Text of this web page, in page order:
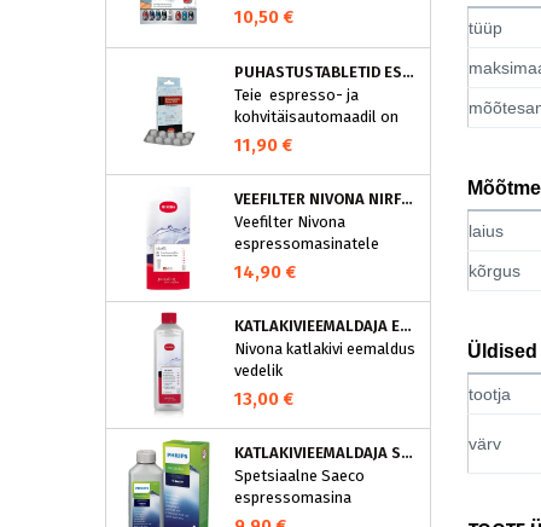
TW6886..
10,50 €
PUHASTUSTABLETID ESPRESSOMASINALE, NIVONA 390701200
Teie espresso- ja
kohvitäisautomaadil on
integreeritud
puhastusprogramm.
NIVONA puhastustabletid
on loodud spetsiaalselt
selle programmi jaoks ja
eraldavad mustuse nagu
nt kohvirasva
aparaati ja tagab täiusliku
aroomi.
11,90 €
VEEFILTER NIVONA NIRF701
Veefilter Nivona
espressomasinatele
14,90 €
KATLAKIVIEEMALDAJA ESPRESSOMASINATELE, NIVONA (500 ML)
Nivona katlakivi eemaldus
vedelik
espressomasinatele
13,00 €
KATLAKIVIEEMALDAJA SAECO ESPRESSOMASINATELE, PHILIPS CA6700/10
Spetsiaalne Saeco
espressomasina
katlakivieemaldi
tüüp
laius
kõrgus
Üldised
tootja
värv